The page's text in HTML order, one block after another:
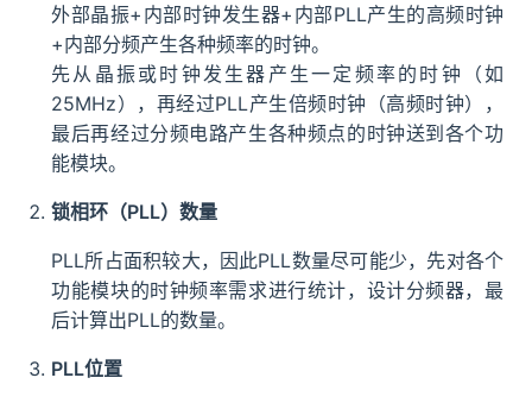
外部晶振+内部时钟发生器+内部PLL产生的高频时钟
+内部分频产生各种频率的时钟。
先从晶振或时钟发生器产生一定频率的时钟（如
25MHz），再经过PLL产生倍频时钟（高频时钟），
最后再经过分频电路产生各种频点的时钟送到各个功
能模块。
锁相环（PLL）数量
PLL所占面积较大，因此PLL数量尽可能少，先对各个
功能模块的时钟频率需求进行统计，设计分频器，最
后计算出PLL的数量。
PLL位置